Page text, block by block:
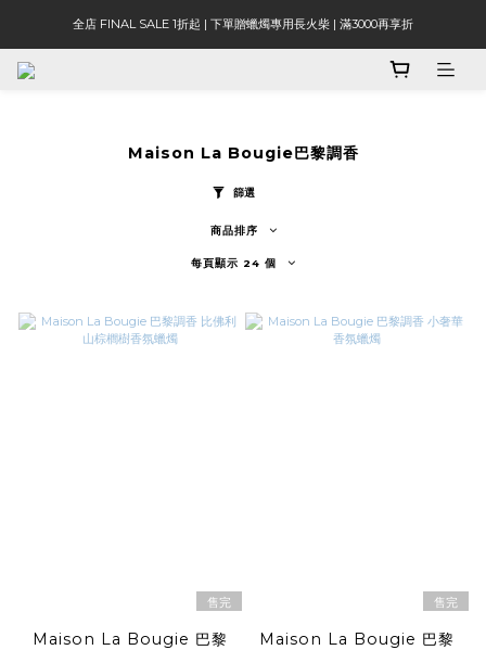
全店 FINAL SALE 1折起 | 下單贈蠟燭專用長火柴 | 滿3000再享折
Maison La Bougie巴黎調香
篩選
商品排序
每頁顯示 24 個
售完
Maison La Bougie 巴黎
售完
Maison La Bougie 巴黎